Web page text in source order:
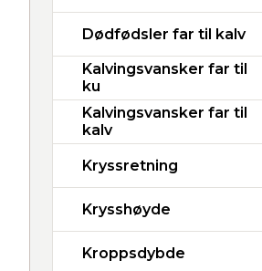
Dødfødsler far til kalv
Kalvingsvansker far til
ku
Kalvingsvansker far til
kalv
Kryssretning
Krysshøyde
Kroppsdybde